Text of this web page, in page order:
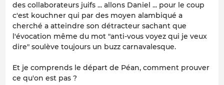
des collaborateurs juifs ... allons Daniel ... pour le coup
c'est kouchner qui par des moyen alambiqué a
cherché a atteindre son détracteur sachant que
l'évocation même du mot "anti-vous voyez qui je veux
dire" soulève toujours un buzz carnavalesque.
Et je comprends le départ de Péan, comment prouver
ce qu'on est pas ?